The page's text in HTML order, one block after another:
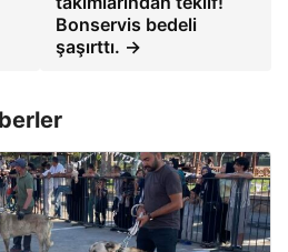
Bonservis bedeli
şaşırttı. →